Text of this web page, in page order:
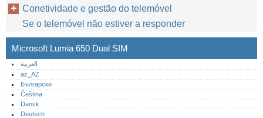
Conetividade e gestão do telemóvel
Se o telemóvel não estiver a responder
Microsoft Lumia 650 Dual SIM
العربية
az_AZ
Български
Čeština
Dansk
Deutsch